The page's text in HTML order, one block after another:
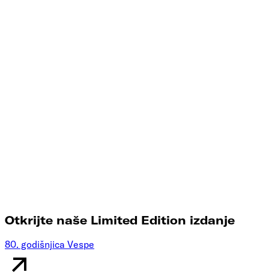
Otkrijte naše Limited Edition izdanje
80. godišnjica Vespe